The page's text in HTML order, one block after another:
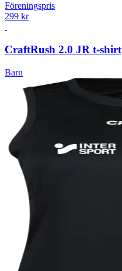
Föreningspris
299 kr
CraftRush 2.0 JR t-shirt
Barn